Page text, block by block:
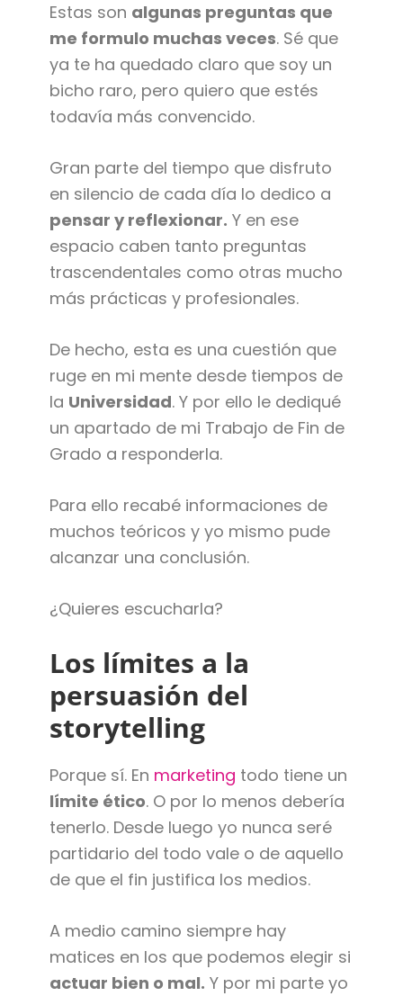
Estas son algunas preguntas que
me formulo muchas veces. Sé que
ya te ha quedado claro que soy un
bicho raro, pero quiero que estés
todavía más convencido.
Gran parte del tiempo que disfruto
en silencio de cada día lo dedico a
pensar y reflexionar. Y en ese
espacio caben tanto preguntas
trascendentales como otras mucho
más prácticas y profesionales.
De hecho, esta es una cuestión que
ruge en mi mente desde tiempos de
la Universidad. Y por ello le dediqué
un apartado de mi Trabajo de Fin de
Grado a responderla.
Para ello recabé informaciones de
muchos teóricos y yo mismo pude
alcanzar una conclusión.
¿Quieres escucharla?
Los límites a la
persuasión del
storytelling
Porque sí. En marketing todo tiene un
límite ético. O por lo menos debería
tenerlo. Desde luego yo nunca seré
partidario del todo vale o de aquello
de que el fin justifica los medios.
A medio camino siempre hay
matices en los que podemos elegir si
actuar bien o mal. Y por mi parte yo